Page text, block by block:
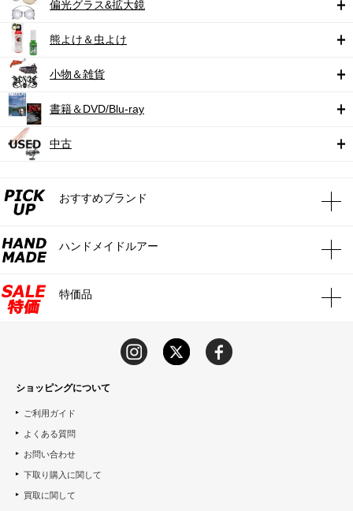
偏光グラス&拡大鏡
熊よけ＆虫よけ
小物＆雑貨
書籍＆DVD/Blu-ray
中古
おすすめブランド
ハンドメイドルアー
特価品
ショッピングについて
ご利用ガイド
よくある質問
お問い合わせ
下取り購入に関して
買取に関して